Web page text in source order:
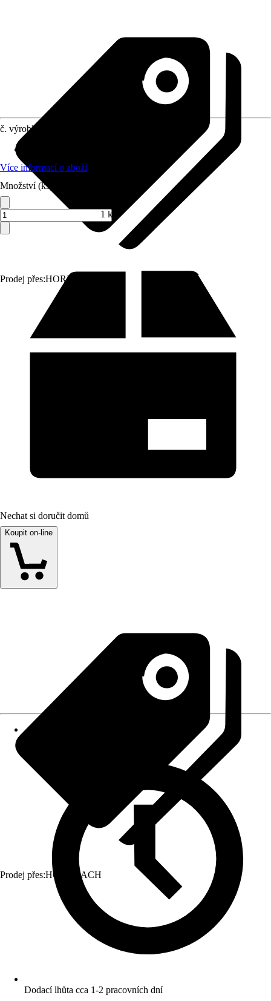
Prodej přes:HORNBACH
č. výrobku
Více informací o zboží
Množství (ks)
1 ks
Nechat si doručit domů
Koupit on-line
Prodej přes:HORNBACH
Dodací lhůta cca 1-2 pracovních dní